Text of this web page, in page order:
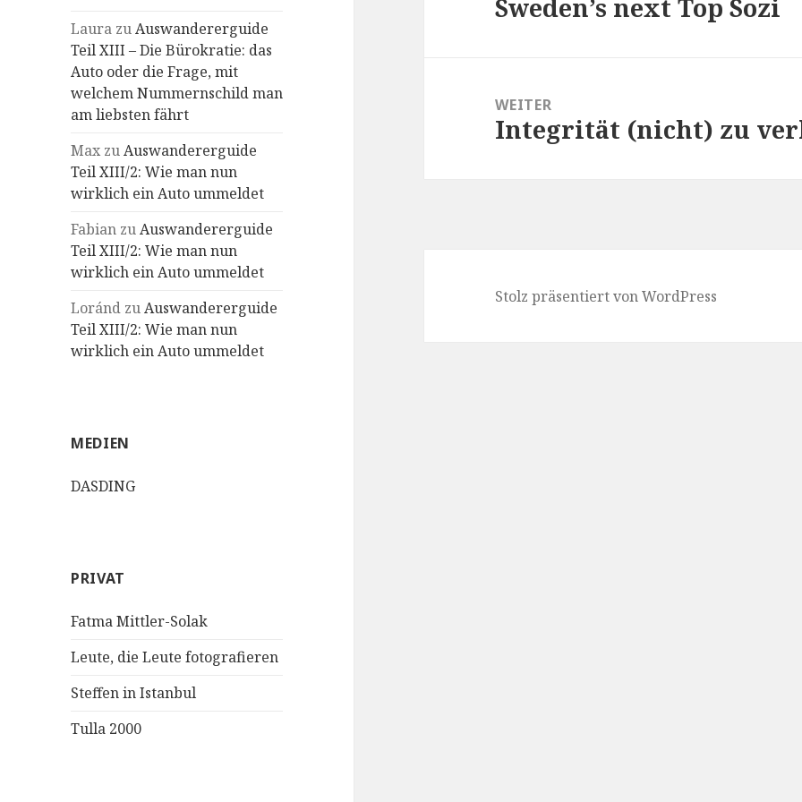
Laura zuAuswandererguide
Teil XIII – Die Bürokratie: das
Auto oder die Frage, mit
welchem Nummernschild man
am liebsten fährt
Max zuAuswandererguide
Teil XIII/2: Wie man nun
wirklich ein Auto ummeldet
Fabian zuAuswandererguide
Teil XIII/2: Wie man nun
wirklich ein Auto ummeldet
Loránd zuAuswandererguide
Teil XIII/2: Wie man nun
wirklich ein Auto ummeldet
MEDIEN
DASDING
PRIVAT
Fatma Mittler-Solak
Leute, die Leute fotografieren
Steffen in Istanbul
Tulla 2000
Vorheriger
Sweden’s next Top Sozi
WEITER
Nächster
Integrität (nicht) zu
Stolz präsentiert von WordPress